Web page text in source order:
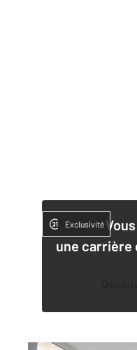
une carrière
Exclusivité